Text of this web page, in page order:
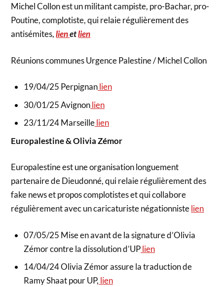
Michel Collon est un militant campiste, pro-Bachar, pro-
Poutine, complotiste, qui relaie régulièrement des
antisémites,lienetlien
Réunions communes Urgence Palestine / Michel Collon
19/04/25 Perpignanlien
30/01/25 Avignonlien
23/11/24 Marseillelien
Europalestine & Olivia Zémor
Europalestine est une organisation longuement
partenaire de Dieudonné, qui relaie régulièrement des
fake news et propos complotistes et qui collabore
régulièrement avec un caricaturiste négationnistelien
07/05/25 Mise en avant de la signature d’Olivia
Zémor contre la dissolution d’UPlien
14/04/24 Olivia Zémor assure la traduction de
Ramy Shaat pour UP, lien